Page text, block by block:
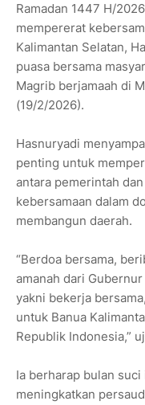
Ramadan 1447 H/
mempererat
Kalimantan Selatan,
puasa bersama
Magrib berjamaah di
(19/2/2026).
Hasnuryadi
penting untuk
antara pemerintah
kebersamaan dalam
membangun daerah.
“Berdoa bersama,
amanah dari
yakni bekerja
untuk Banua
Republik Indonesia,”
Ia berharap bulan
meningkatkan